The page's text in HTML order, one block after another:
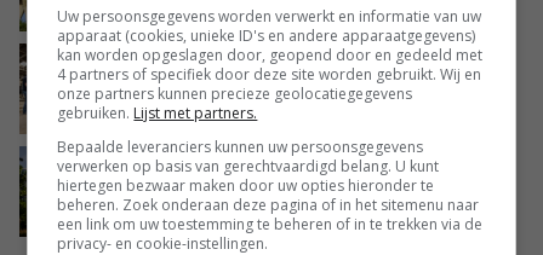
VANDAAG, 09:48
Na jarenlang meten willen Zuid-Hollandse
boeren nu erkenning
VANDAAG, 07:00
Kamervragen over onttrekkingsverbod,
minister spreekt van ‘ondernemersrisico’
GISTEREN, 16:27
Uw persoonsgegevens worden verwerkt en informatie van uw
apparaat (cookies, unieke ID's en andere apparaatgegevens)
kan worden opgeslagen door, geopend door en gedeeld met
4 partners of specifiek door deze site worden gebruikt. Wij en
onze partners kunnen precieze geolocatiegegevens
gebruiken. Lijst met partners.
Bepaalde leveranciers kunnen uw persoonsgegevens
verwerken op basis van gerechtvaardigd belang. U kunt
hiertegen bezwaar maken door uw opties hieronder te
beheren. Zoek onderaan deze pagina of in het sitemenu naar
een link om uw toestemming te beheren of in te trekken via de
privacy- en cookie-instellingen.